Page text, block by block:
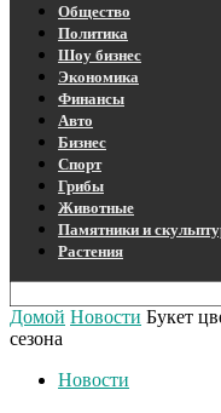
Общество
Политика
Шоу бизнес
Экономика
Финансы
Авто
Бизнес
Спорт
Грибы
Животные
Памятники и
Растения
Домой Новости Букет
сезона
Новости